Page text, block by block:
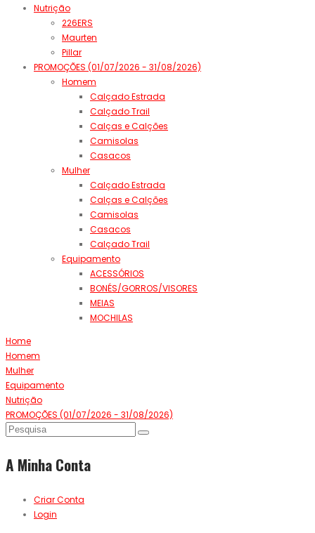
Nutrição
226ERS
Maurten
Pillar
PROMOÇÕES (01/07/2026 - 31/08/2026)
Homem
Calçado Estrada
Calçado Trail
Calças e Calções
Camisolas
Casacos
Mulher
Calçado Estrada
Calças e Calções
Camisolas
Casacos
Calçado Trail
Equipamento
ACESSÓRIOS
BONÉS/GORROS/VISORES
MEIAS
MOCHILAS
Home
Homem
Mulher
Equipamento
Nutrição
PROMOÇÕES (01/07/2026 - 31/08/2026)
A Minha Conta
Criar Conta
Login